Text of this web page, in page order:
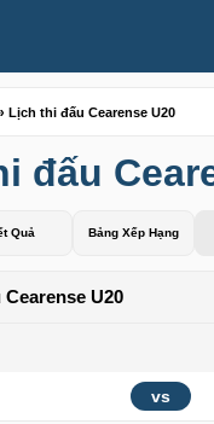
Lịch thi đấu Cearense U20
đấu
Quả Bảng Xếp Hạng
U20
vs